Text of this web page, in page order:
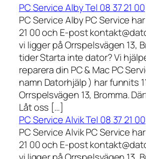
PC Service Alby Tel 08 37 21 00
PC Service Alby PC Service
21 00 och E-post
vi ligger på Orrspelsvägen 13,
tider Starta inte dator? Vi
reparera din PC & Mac PC
namn Datorhjälp ) har funnits
Orrspelsvägen 13, Bromma.
Låt oss […]
PC Service Alvik Tel 08 37 21 00
PC Service Alvik PC Service
21 00 och E-post